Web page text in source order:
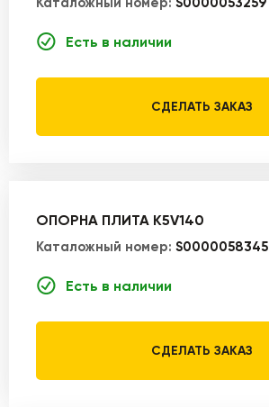
Есть в наличии
СДЕЛАТЬ ЗАКАЗ
ОПОРНА ПЛИТА K5V140
Каталожный номер: S0000058345
Есть в наличии
СДЕЛАТЬ ЗАКАЗ